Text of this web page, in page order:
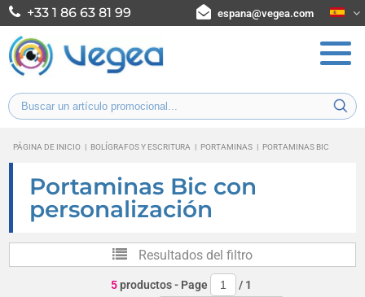
+33 1 86 63 81 99 espana@vegea.com
PÁGINA DE INICIO | BOLÍGRAFOS Y ESCRITURA | PORTAMINAS | PORTAMINAS BIC
Portaminas Bic con
personalización
Resultados del filtro
5productos- Page / 1